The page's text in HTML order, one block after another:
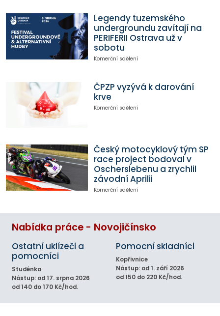
Legendy tuzemského
undergroundu zavítají na
PERIFERII Ostrava už v
sobotu
Komerční sdělení
ČPZP vyzývá k darování
krve
Komerční sdělení
Český motocyklový tým SP
race project bodoval v
Oscherslebenu a zrychlil
závodní Aprilii
Komerční sdělení
Nabídka práce - Novojičínsko
Ostatní uklízeči a
pomocníci
Studénka
Nástup: od 17. srpna 2026
od 140 do 170 Kč/hod.
Pomocní skladníci
Kopřivnice
Nástup: od 1. září 2026
od 150 do 220 Kč/hod.